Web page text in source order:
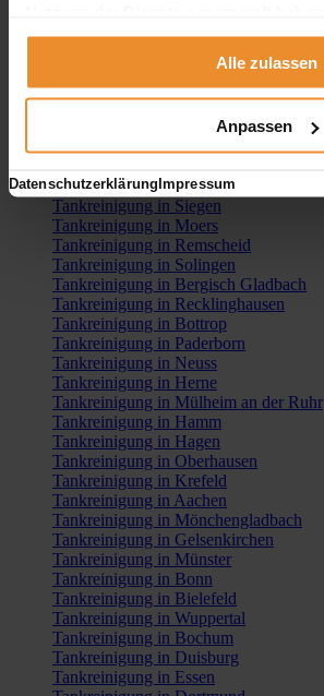
Alle zulassen
Anpassen
DatenschutzerklärungImpressum
Tankreinigung NRW
Tankreinigung in NRW
Tankreinigung in Leverkusen
Tankreinigung in Siegen
Tankreinigung in Moers
Tankreinigung in Remscheid
Tankreinigung in Solingen
Tankreinigung in Bergisch Gladbach
Tankreinigung in Recklinghausen
Tankreinigung in Bottrop
Tankreinigung in Paderborn
Tankreinigung in Neuss
Tankreinigung in Herne
Tankreinigung in Mülheim an der Ruhr
Tankreinigung in Hamm
Tankreinigung in Hagen
Tankreinigung in Oberhausen
Tankreinigung in Krefeld
Tankreinigung in Aachen
Tankreinigung in Mönchengladbach
Tankreinigung in Gelsenkirchen
Tankreinigung in Münster
Tankreinigung in Bonn
Tankreinigung in Bielefeld
Tankreinigung in Wuppertal
Tankreinigung in Bochum
Tankreinigung in Duisburg
Tankreinigung in Essen